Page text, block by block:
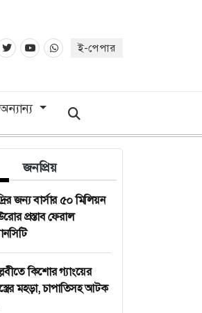
ই-পেপার
অন্যান্য
জনপ্রিয়
জন্য বার্সার ৫০ মিলিয়ন
প্রস্তাব ফেরাল
কিশোর গ্যাংয়ের
মহড়া, চাপাতিসহ আটক